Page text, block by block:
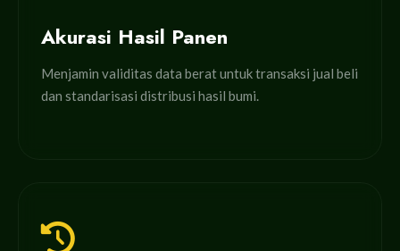
Akurasi Hasil Panen
Menjamin validitas data berat untuk transaksi jual beli
dan standarisasi distribusi hasil bumi.